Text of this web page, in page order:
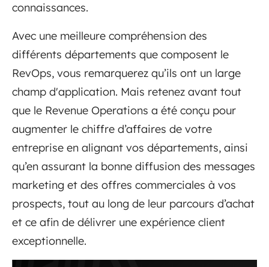
connaissances.
Avec une meilleure compréhension des
différents départements que composent le
RevOps, vous remarquerez qu’ils ont un large
champ d'application. Mais retenez avant tout
que le Revenue Operations a été conçu pour
augmenter le chiffre d’affaires de votre
entreprise en alignant vos départements, ainsi
qu’en assurant la bonne diffusion des messages
marketing et des offres commerciales à vos
prospects, tout au long de leur parcours d’achat
et ce afin de délivrer une expérience client
exceptionnelle.